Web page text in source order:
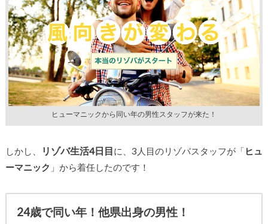
ヒューマニックから同い年の男性スタッフが来た！
しかし、 リゾバ生活4日目に、3人目のリゾバスタッフが「 ヒュ
ーマニック 」から着任したのです！
24歳で同い年！他県出身の男性！